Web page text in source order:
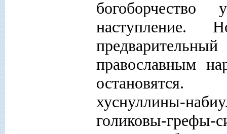
православным
остановятся.
хуснуллины-
голиковы-грефы-